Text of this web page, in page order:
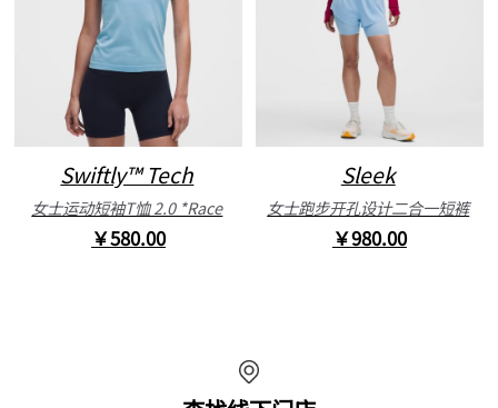
Swiftly™ Tech
女士运动短袖T恤 2.0 *Race
￥580.00
Sleek
女士跑步开孔设计二合一短裤
￥980.00